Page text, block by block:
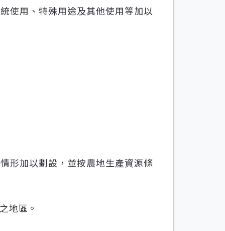
使用、特殊用途及其他使用等加以
形加以劃設，並按農地生產資源條
地區。